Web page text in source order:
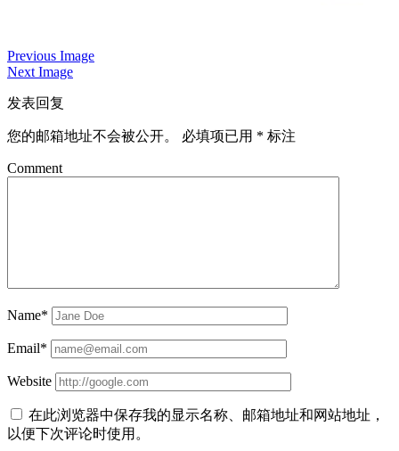
Previous Image
Next Image
发表回复
您的邮箱地址不会被公开。 必填项已用 * 标注
Comment
Name*
Email*
Website
在此浏览器中保存我的显示名称、邮箱地址和网站地址，
以便下次评论时使用。